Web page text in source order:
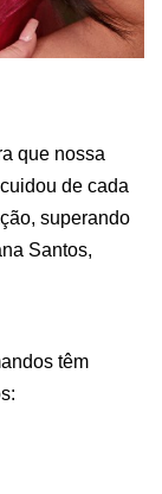
que nossa
de cada
superando
Santos,
têm